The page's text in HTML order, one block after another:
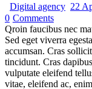
Digital agency 22
0 Comments
Qroin faucibus nec
Sed eget viverra
accumsan. Cras
tincidunt. Cras
vulputate eleifend
vitae, eleifend ac,